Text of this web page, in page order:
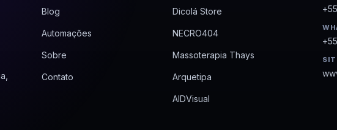
Blog
Automações
Sobre
Contato
Dicolá Store
NECRO404
Massoterapia Thays
Arquetipa
AIDVisual